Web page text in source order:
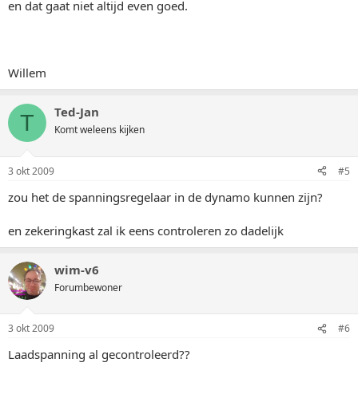
en dat gaat niet altijd even goed.
Willem
T Ted-Jan
Komt weleens kijken
3 okt 2009 #5
zou het de spanningsregelaar in de dynamo kunnen zijn?
en zekeringkast zal ik eens controleren zo dadelijk
wim-v6
Forumbewoner
3 okt 2009 #6
Laadspanning al gecontroleerd??